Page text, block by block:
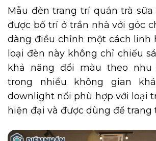
Mẫu đèn trang trí quán trà
được bố trí ở trần nhà với góc
dàng điều chỉnh một cách linh
loại đèn này không chỉ chiếu
khả năng đổi màu theo nhu
trong nhiều không gian
downlight nổi phù hợp với loại
hiện đại và được dùng để trang